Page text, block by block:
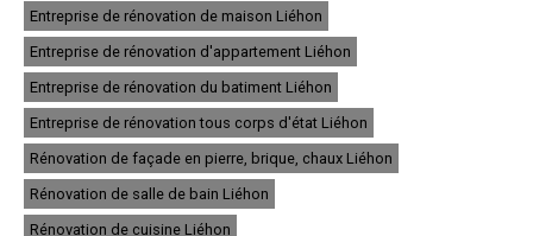
- Entreprise de rénovation immobilière à Sarreguemines
- Entreprise de rénovation immobilière à Forbach
- Entreprise de rénovation immobilière à Saint-Avold
- Entreprise de rénovation immobilière à Yutz
- Entreprise de rénovation immobilière à Hayange
- Entreprise de rénovation immobilière à Creutzwald
- Entreprise de rénovation immobilière à Freyming-Merlebach
- Entreprise de rénovation immobilière à Sarrebourg
- Entreprise de rénovation immobilière à Woippy
- Entreprise de rénovation immobilière à Stiring-Wendel
- Entreprise de rénovation immobilière à Fameck
Entreprise de rénovation de maison Liéhon
Entreprise de rénovation d'appartement Liéhon
Entreprise de rénovation du batiment Liéhon
Entreprise de rénovation tous corps d'état Liéhon
Rénovation de façade en pierre, brique, chaux Liéhon
Rénovation de salle de bain Liéhon
Rénovation de cuisine Liéhon